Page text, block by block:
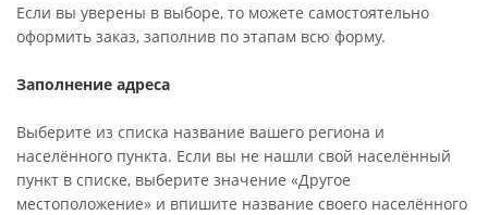
Если вы уверены в выборе, то можете самостоятельно
оформить заказ, заполнив по этапам всю форму.
Заполнение адреса
Выберите из списка название вашего региона и
населённого пункта. Если вы не нашли свой населённый
пункт в списке, выберите значение «Другое
местоположение» и впишите название своего населённого